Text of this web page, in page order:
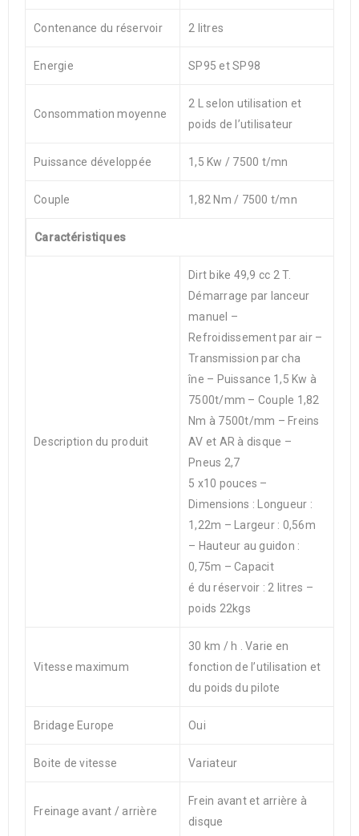
Contenance du réservoir 2 litres
Energie SP95 et SP98
Consommation moyenne
2 L selon utilisation et
poids de l’utilisateur
Puissance développée 1,5 Kw / 7500 t/mn
Couple 1,82 Nm / 7500 t/mn
Caractéristiques
Description du produit
Dirt bike 49,9 cc 2 T.
Démarrage par lanceur
manuel –
Refroidissement par air –
Transmission par cha
îne – Puissance 1,5 Kw à
7500t/mm – Couple 1,82
Nm à 7500t/mm – Freins
AV et AR à disque –
Pneus 2,7
5 x10 pouces –
Dimensions : Longueur :
1,22m – Largeur : 0,56m
– Hauteur au guidon :
0,75m – Capacit
é du réservoir : 2 litres –
poids 22kgs
Vitesse maximum
30 km / h . Varie en
fonction de l’utilisation et
du poids du pilote
Bridage Europe Oui
Boite de vitesse Variateur
Freinage avant / arrière
Frein avant et arrière à
disque